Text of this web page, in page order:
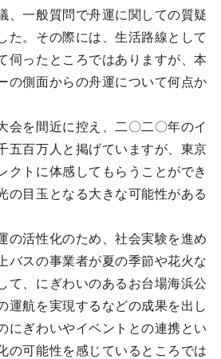
、一般質問で舟運に関しての質疑
た。その際には、生活路線として
伺ったところではありますが、本
の側面からの舟運について何点か
を間近に控え、二〇二〇年のイ
五百万人と掲げていますが、東京
クトに体感してもらうことができ
の目玉となる大きな可能性がある
の活性化のため、社会実験を進め
バスの事業者が夏の季節や花火な
て、にぎわいのあるお台場海浜公
運航を実現するなどの成果を出し
にぎわいやイベントとの連携とい
の可能性を感じているところでは